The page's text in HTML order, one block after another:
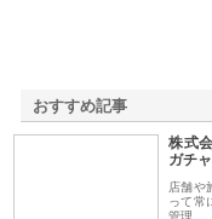
おすすめ記事
株式
ガチ
店舗や
って常
管理…